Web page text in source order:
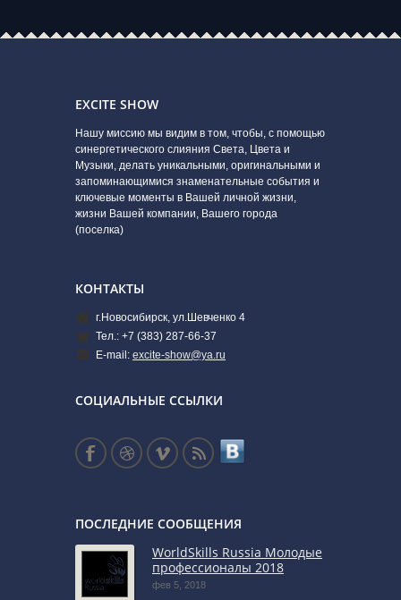
EXCITE SHOW
Нашу миссию мы видим в том, чтобы, с помощью
синергетического слияния Света, Цвета и
Музыки, делать уникальными, оригинальными и
запоминающимися знаменательные события и
ключевые моменты в Вашей личной жизни,
жизни Вашей компании, Вашего города
(поселка)
КОНТАКТЫ
г.Новосибирск, ул.Шевченко 4
Тел.: +7 (383) 287-66-37
E-mail: excite-show@ya.ru
СОЦИАЛЬНЫЕ ССЫЛКИ
ПОСЛЕДНИЕ СООБЩЕНИЯ
WorldSkills Russia Молодые
профессионалы 2018
фев 5, 2018